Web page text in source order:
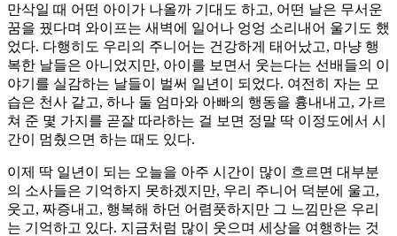
만삭일 때 어떤 아이가 나올까 기대도 하고, 어떤 날은 무서운
꿈을 꿨다며 와이프는 새벽에 일어나 엉엉 소리내어 울기도 했
었다. 다행히도 우리의 주니어는 건강하게 태어났고, 마냥 행
복한 날들은 아니었지만, 아이를 보면서 웃는다는 선배들의 이
야기를 실감하는 날들이 벌써 일년이 되었다. 여전히 자는 모
습은 천사 같고, 하나 둘 엄마와 아빠의 행동을 흉내내고, 가르
쳐 준 몇 가지를 곧잘 따라하는 걸 보면 정말 딱 이정도에서 시
간이 멈췄으면 하는 때도 있다.
이제 딱 일년이 되는 오늘을 아주 시간이 많이 흐르면 대부분
의 소사들은 기억하지 못하겠지만, 우리 주니어 덕분에 울고,
웃고, 짜증내고, 행복해 하던 어렴풋하지만 그 느낌만은 우리
는 기억하고 있다. 지금처럼 많이 웃으며 세상을 여행하는 것